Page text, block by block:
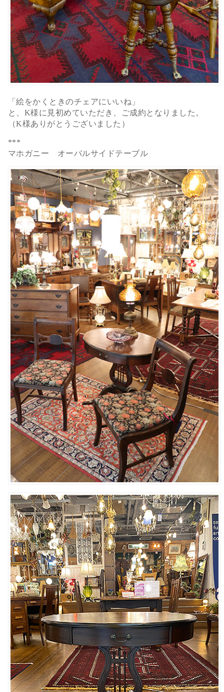
「絵をかくときのチェアにいいね」
と、K様に見初めていただき、ご成約となりました。
（K様ありがとうございました）
***
マホガニー オーバルサイドテーブル